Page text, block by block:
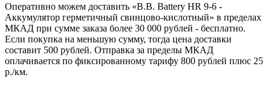
Оперативно можем доставить «B.B. Battery HR 9-6 -
Аккумулятор герметичный свинцово-кислотный» в пределах
МКАД при сумме заказа более 30 000 рублей - бесплатно.
Если покупка на меньшую сумму, тогда цена доставки
составит 500 рублей. Отправка за пределы МКАД
оплачивается по фиксированному тарифу 800 рублей плюс 25
р./км.